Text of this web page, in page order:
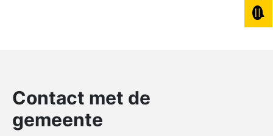
Contact met de
gemeente